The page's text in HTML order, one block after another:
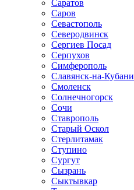
Саратов
Саров
Севастополь
Северодвинск
Сергиев Посад
Серпухов
Симферополь
Славянск-на-Кубани
Смоленск
Солнечногорск
Сочи
Ставрополь
Старый Оскол
Стерлитамак
Ступино
Сургут
Сызрань
Сыктывкар